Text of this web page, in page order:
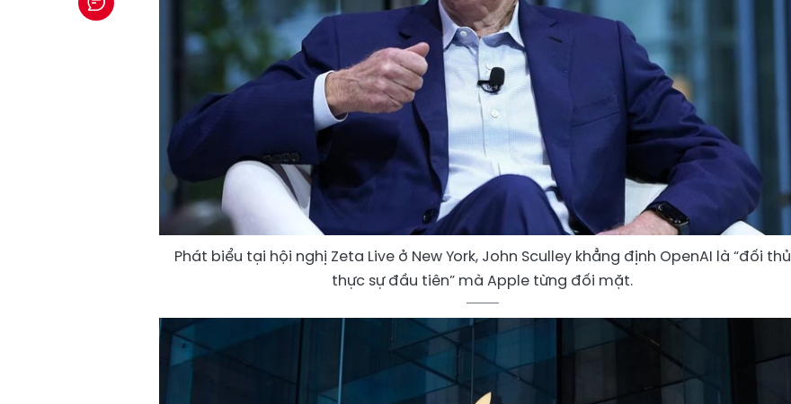
Phát biểu tại hội nghị Zeta Live ở New York, John Sculley khẳng định OpenAI là “đối thủ
thực sự đầu tiên” mà Apple từng đối mặt.